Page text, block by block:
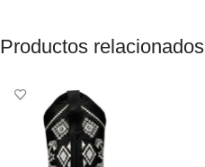
Productos relacionados